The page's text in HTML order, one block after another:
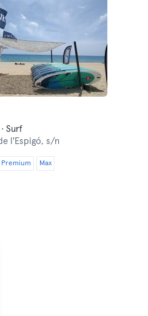
Surf
l'Espigó, s/n
Premium Max